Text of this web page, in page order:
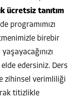
ücretsiz tanıtım
programımızı
birebir
edersiniz. Ders
zihinsel verimliliği
titizlikle